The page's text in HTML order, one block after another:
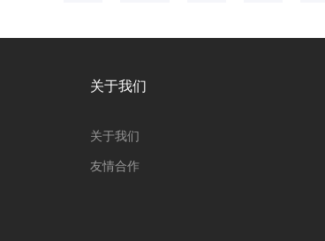
关于我们
关于我们
友情合作